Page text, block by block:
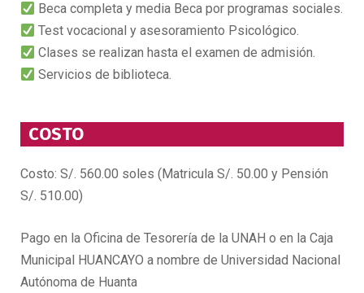
Beca completa y media Beca por programas sociales.
Test vocacional y asesoramiento Psicológico.
Clases se realizan hasta el examen de admisión.
Servicios de biblioteca.
COSTO
Costo: S/. 560.00 soles (Matricula S/. 50.00 y Pensión
S/. 510.00)
Pago en la Oficina de Tesorería de la UNAH o en la Caja
Municipal HUANCAYO a nombre de Universidad Nacional
Autónoma de Huanta